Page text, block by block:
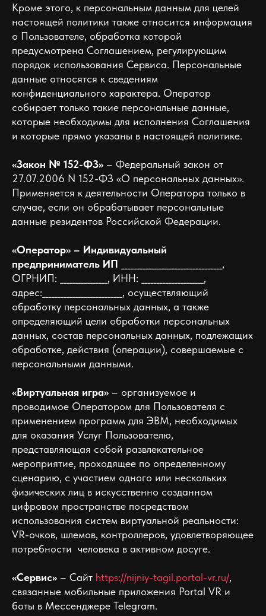
Кроме этого, к персональным данным для целей
настоящей политики также относится информация
о Пользователе, обработка которой
предусмотрена Соглашением, регулирующим
порядок использования Сервиса. Персональные
данные относятся к сведениям
конфиденциального характера. Оператор
собирает только такие персональные данные,
которые необходимы для исполнения Соглашения
и которые прямо указаны в настоящей политике.
«Закон № 152-ФЗ» – Федеральный закон от
27.07.2006 N 152-ФЗ «О персональных данных».
Применяется к деятельности Оператора только в
случае, если он обрабатывает персональные
данные резидентов Российской Федерации.
«Оператор» – Индивидуальный
предприниматель ИП
__________________________________,
ОГРНИП: ________________, ИНН: _____________________,
адрес:___________________________, осуществляющий
обработку персональных данных, а также
определяющий цели обработки персональных
данных, состав персональных данных, подлежащих
обработке, действия (операции), совершаемые с
персональными данными.
«Виртуальная игра» – организуемое и
проводимое Оператором для Пользователя с
применением программ для ЭВМ, необходимых
для оказания Услуг Пользователю,
представляющая собой развлекательное
мероприятие, проходящее по определенному
сценарию, с участием одного или нескольких
физических лиц в искусственно созданном
цифровом пространстве посредством
использования систем виртуальной реальности:
VR-очков, шлемов, контроллеров, удовлетворяющее
потребности человека в активном досуге.
«Сервис» – Сайт https://nijniy-tagil.portal-vr.ru/,
связанные мобильные приложения Portal VR и
боты в Мессенджере Telegram.